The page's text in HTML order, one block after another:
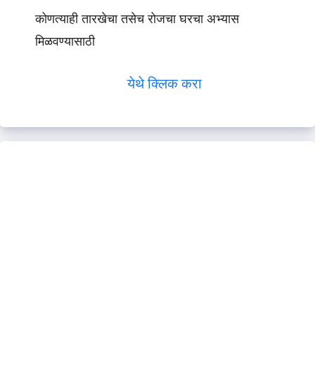
कोणत्याही तारखेचा तसेच रोजचा घरचा अभ्यास
मिळवण्यासाठी
येथे क्लिक करा